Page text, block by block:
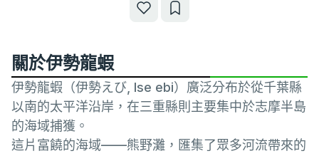
關於伊勢龍蝦
伊勢龍蝦（伊勢えび, Ise ebi）廣泛分布於從千葉縣
以南的太平洋沿岸，在三重縣則主要集中於志摩半島
的海域捕獲。
這片富饒的海域——熊野灘，匯集了眾多河流帶來的